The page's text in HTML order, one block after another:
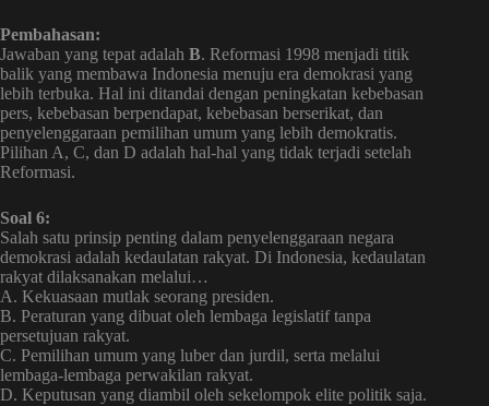
Pembahasan:
Jawaban yang tepat adalah B. Reformasi 1998 menjadi titik
balik yang membawa Indonesia menuju era demokrasi yang
lebih terbuka. Hal ini ditandai dengan peningkatan kebebasan
pers, kebebasan berpendapat, kebebasan berserikat, dan
penyelenggaraan pemilihan umum yang lebih demokratis.
Pilihan A, C, dan D adalah hal-hal yang tidak terjadi setelah
Reformasi.
Soal 6:
Salah satu prinsip penting dalam penyelenggaraan negara
demokrasi adalah kedaulatan rakyat. Di Indonesia, kedaulatan
rakyat dilaksanakan melalui…
A. Kekuasaan mutlak seorang presiden.
B. Peraturan yang dibuat oleh lembaga legislatif tanpa
persetujuan rakyat.
C. Pemilihan umum yang luber dan jurdil, serta melalui
lembaga-lembaga perwakilan rakyat.
D. Keputusan yang diambil oleh sekelompok elite politik saja.